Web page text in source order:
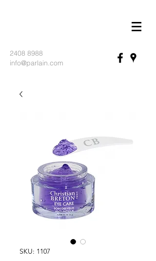
2408 8988
info@parlain.com
SKU: 1107